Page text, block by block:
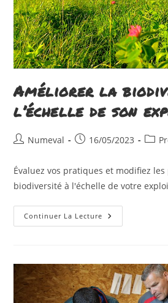
Améliorer la
l’échelle de son
Auteur/autrice
la
publication :
Numeval
Publication
16/05/2023
Post
Évaluez vos pratiques et modifiez
biodiversité à l'échelle de votre
Continuer La Lecture Améliorer
La
Son
Exploitation